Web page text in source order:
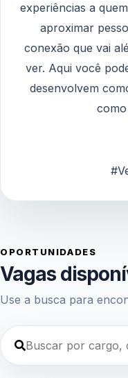
experiências a
aproximar
conexão que vai
ver. Aqui você
desenvolvem
OPORTUNIDADES
Vagas
Use a busca para